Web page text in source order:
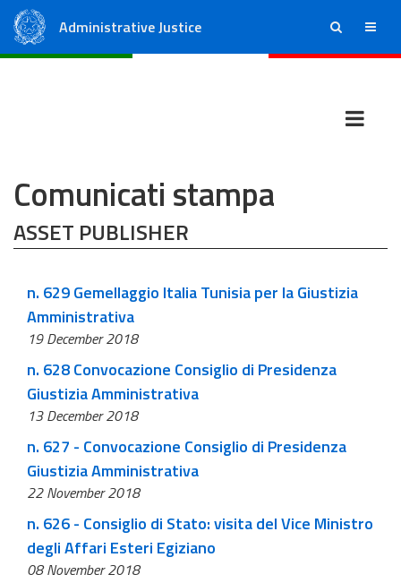
Administrative Justice ricerca menu
Comunicati stampa
ASSET PUBLISHER
n. 629 Gemellaggio Italia Tunisia per la Giustizia
Amministrativa
19 December 2018
n. 628 Convocazione Consiglio di Presidenza
Giustizia Amministrativa
13 December 2018
n. 627 - Convocazione Consiglio di Presidenza
Giustizia Amministrativa
22 November 2018
n. 626 - Consiglio di Stato: visita del Vice Ministro
degli Affari Esteri Egiziano
08 November 2018